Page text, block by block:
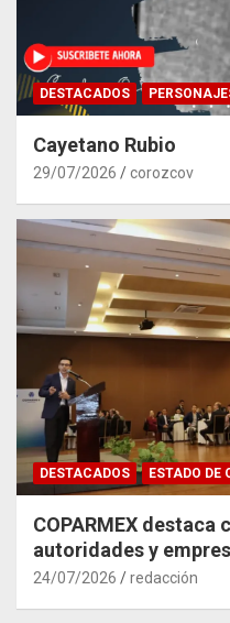
DESTACADOS
Cayetano Rubio
29/07/2026 corozcov
DESTACADOS ESTADO DE
COPARMEX
autoridades y
impacto del Tren
24/07/2026 redacción